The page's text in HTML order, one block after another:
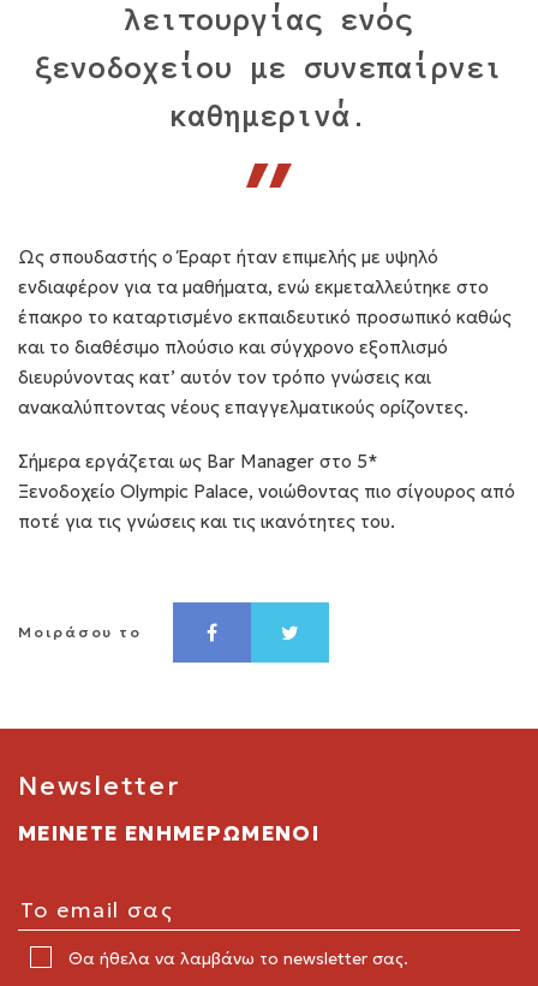
λειτουργίας ενός
ξενοδοχείου με συνεπαίρνει
καθημερινά.
Ως σπουδαστής ο Έραρτ ήταν επιμελής με υψηλό
ενδιαφέρον για τα μαθήματα, ενώ εκμεταλλεύτηκε στο
έπακρο το καταρτισμένο εκπαιδευτικό προσωπικό καθώς
και το διαθέσιμο πλούσιο και σύγχρονο εξοπλισμό
διευρύνοντας κατ’ αυτόν τον τρόπο γνώσεις και
ανακαλύπτοντας νέους επαγγελματικούς ορίζοντες.
Σήμερα εργάζεται ως Βar Μanager στο 5*
Ξενοδοχείο Olympic Palace, νοιώθοντας πιο σίγουρος από
ποτέ για τις γνώσεις και τις ικανότητες του.
Μοιράσου το
Newsletter
ΜΕΙΝΕΤΕ ΕΝΗΜΕΡΩΜΕΝΟΙ
Θα ήθελα να λαμβάνω το newsletter σας.